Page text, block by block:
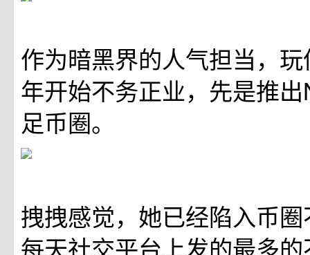
作为暗黑界的人气担当，
年开始不务正业，先是推
足币圈。
拽拽感觉，她已经陷入币
每天社交平台上发的最多